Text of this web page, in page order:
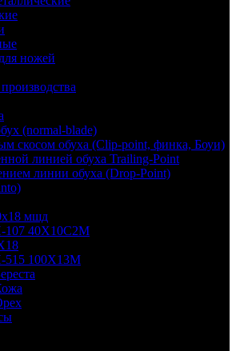
ножей
(normal-blade)
скосом обуха (Clip-point, финка, Боуи)
линией обуха Trailing-Point
линии обуха (Drop-Point)
мшд
107 40Х10С2М
515 100Х13М